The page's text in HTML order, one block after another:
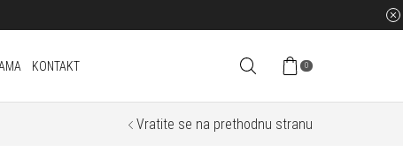
KONTAKT 0
Vratite se na prethodnu stranu